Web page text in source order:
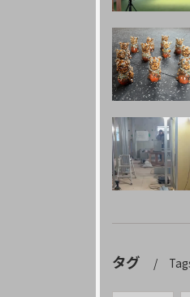
タグ